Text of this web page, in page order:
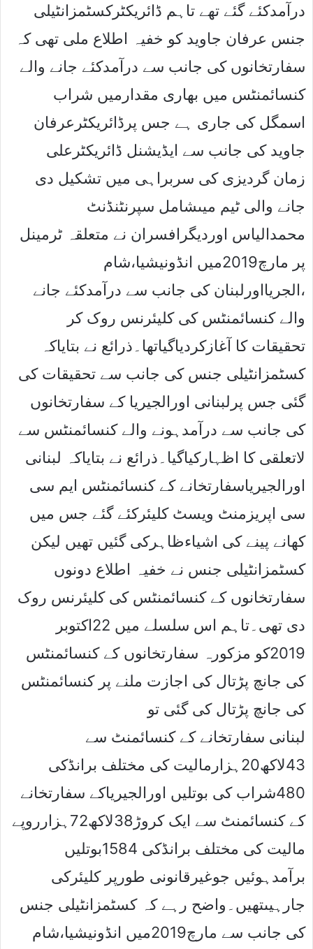
درآمدکئے گئے تھے تاہم ڈائریکٹرکسٹمزانٹیلی
جنس عرفان جاوید کو خفیہ اطلاع ملی تھی کہ
سفارتخانوں کی جانب سے درآمدکئے جانے والے
کنسائمنٹس میں بھاری مقدارمیں شراب
اسمگل کی جاری ہے جس پرڈائریکٹرعرفان
جاوید کی جانب سے ایڈیشنل ڈائریکٹرعلی
زمان گردیزی کی سربراہی میں تشکیل دی
جانے والی ٹیم میںشامل سپرنٹنڈنٹ
محمدالیاس اوردیگرافسران نے متعلقہ ٹرمینل
پر مارچ2019میں انڈونیشیا،شام
،الجریااورلبنان کی جانب سے درآمدکئے جانے
والے کنسائمنٹس کی کلیئرنس روک کر
تحقیقات کا آغازکردیاگیاتھا۔ذرائع نے بتایاکہ
کسٹمزانٹیلی جنس کی جانب سے تحقیقات کی
گئی جس پرلبنانی اورالجیریا کے سفارتخانوں
کی جانب سے درآمدہونے والے کنسائمنٹس سے
لاتعلقی کا اظہارکیاگیا۔ذرائع نے بتایاکہ لبنانی
اورالجیریاسفارتخانے کے کنسائمنٹس ایم سی
سی اپریزمنٹ ویسٹ کلیئرکئے گئے جس میں
کھانے پینے کی اشیاءظاہرکی گئیں تھیں لیکن
کسٹمزانٹیلی جنس نے خفیہ اطلاع دونوں
سفارتخانوں کے کنسائمنٹس کی کلیئرنس روک
دی تھی۔تاہم اس سلسلے میں 22اکتوبر
2019کو مزکورہ سفارتخانوں کے کنسائمنٹس
کی جانچ پڑتال کی اجازت ملنے پر کنسائمنٹس
کی جانچ پڑتال کی گئی تو
لبنانی سفارتخانے کے کنسائمنٹ سے
43لاکھ20ہزارمالیت کی مختلف برانڈکی
480شراب کی بوتلیں اورالجیریاکے سفارتخانے
کے کنسائمنٹ سے ایک کروڑ38لاکھ72ہزارروپے
مالیت کی مختلف برانڈکی 1584بوتلیں
برآمدہوئیں جوغیرقانونی طورپر کلیئرکی
جارہیںتھیں۔واضح رہے کہ کسٹمزانٹیلی جنس
کی جانب سے مارچ2019میں انڈونیشیا،شام